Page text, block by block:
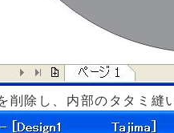
削除し、内部のタタミ縫